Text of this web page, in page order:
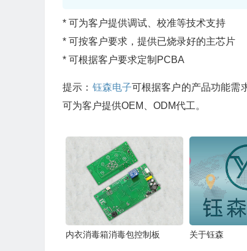
* 可为客户提供调试、校准等技术支持
* 可按客户要求，提供已烧录好的主芯片
* 可根据客户要求定制 PCBA
提示： 钰森电子可根据客户的产品功能需
可为客户提供OEM、ODM代工。
内衣消毒箱消毒包控制板 关于钰森